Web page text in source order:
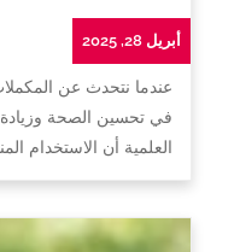
أبريل 28, 2025
عندما نتحدث عن
في تحسين الصحة وزيادة
العلمية أن الاستخدام